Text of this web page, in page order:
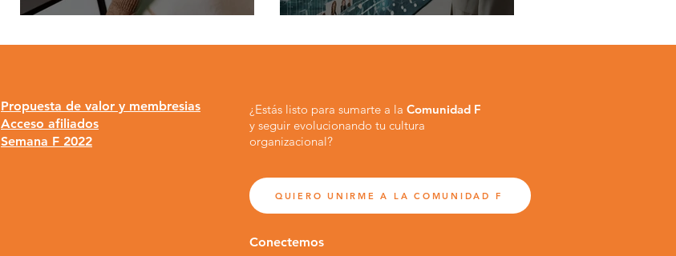
Propuesta de valor y membresias
Acceso afiliados
Semana F 2022
¿Estás listo para sumarte a la Comunidad F
y seguir evolucionando tu cultura
organizacional?
QUIERO UNIRME A LA COMUNIDAD F
Conectemos